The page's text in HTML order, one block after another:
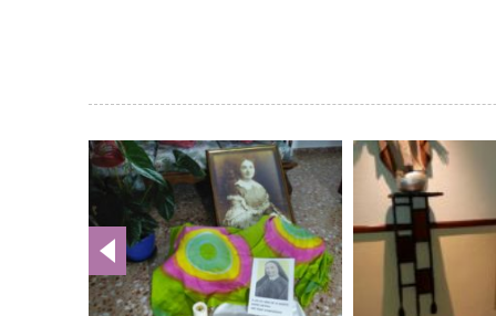
de
imágenes